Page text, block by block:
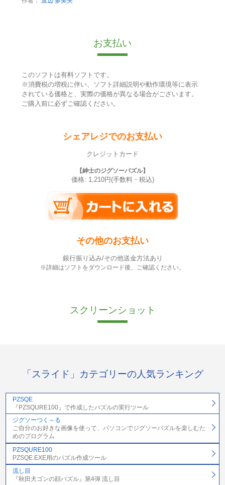
お支払い
このソフトは有料ソフトです。
※消費税の増税に伴い、ソフト詳細説明や動作環境等に表示
されている価格と、実際の価格が異なる場合がございます。
ご購入前に必ずご確認ください。
シェアレジでのお支払い
クレジットカード
【紳士のジグソーパズル】
価格: 1,210円(手数料・税込)
その他のお支払い
銀行振り込み/その他送金方法あり
※詳細はソフトをダウンロード後、ご確認ください。
スクリーンショット
「スライド」カテゴリーの人気ランキング
PZSQE
『PZSQURE100』で作成したパズルの実行ツール
ジグソーつく～る
ご自分のお好きな画像を使って、パソコンでジグソーパズルを楽しむた
めのプログラム
PZSQURE100
PZSQE.EXE用のパズル作成ツール
流し目
『秋田犬ゴンの顔パズル』第4弾 流し目